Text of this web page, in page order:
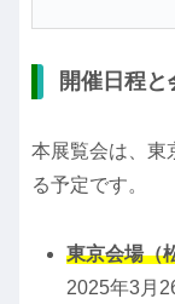
開催日程と
本展覧会は、東
る予定です。
東京会場（
2025年3月